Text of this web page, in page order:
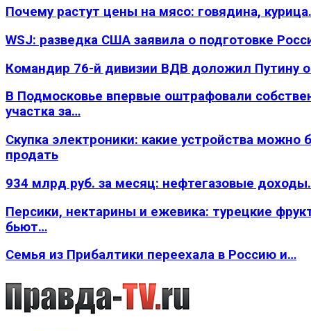
Почему растут цены на мясо: говядина,
WSJ: разведка США заявила о подготовке
Командир 76-й дивизии ВДВ доложил Путину
В Подмосковье впервые оштрафовали
участка за…
Скупка электроники: какие устройства можно
продать
934 млрд руб. за месяц: нефтегазовые
Персики, нектарины и ежевика: турецкие
бьют…
Семья из Прибалтики переехала в Россию и…